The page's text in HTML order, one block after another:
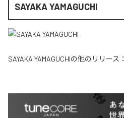
SAYAKA YAMAGUCHI
SAYAKA YAMAGUCHIの他のリリース：